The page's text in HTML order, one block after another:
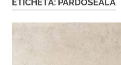
ETICHETĂ: PARDOSEALA